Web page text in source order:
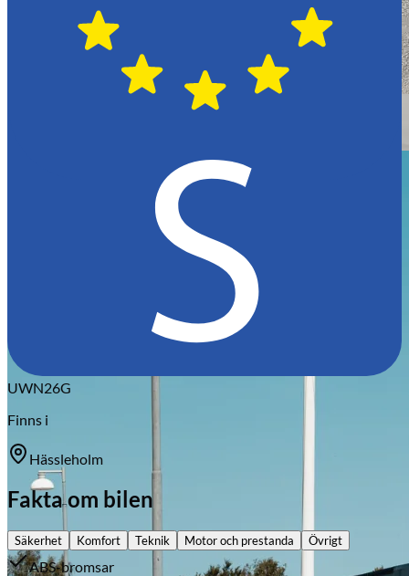
UWN26G
Finns i
Hässleholm
Fakta om bilen
Säkerhet Komfort Teknik Motor och prestanda Övrigt
ABS-bromsar